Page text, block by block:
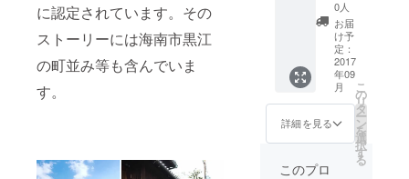
に認定されています。その
ストーリーには海南市黒江
の町並み等も含んでいま
す。
ではご
ざいま
せん) 近
隣（和
歌山
市・有
田・海
南市・
岩出
を予定
0人
お届
け予
定：
2017
年09
月
詳細を見る
こ
の
リ
タ
ー
ン
を
選
択
す
る
このプロ